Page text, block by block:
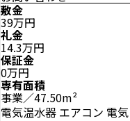
敷金
39万円
礼金
14.3万円
保証金
0万円
専有面積
事業／47.50m²
電気温水器 エアコン 電気